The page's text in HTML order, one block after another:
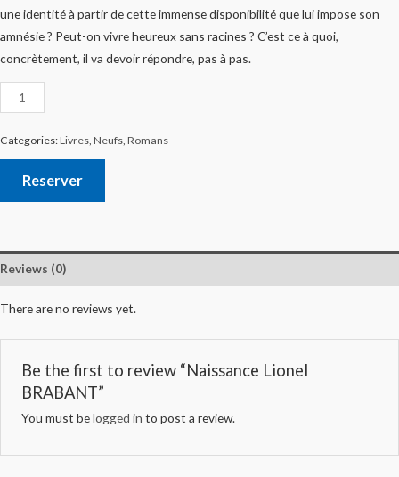
une identité à partir de cette immense disponibilité que lui impose son
amnésie ? Peut-on vivre heureux sans racines ? C’est ce à quoi,
concrètement, il va devoir répondre, pas à pas.
Categories:Livres, Neufs, Romans
Reserver
Reviews (0)
There are no reviews yet.
Be the first to review “Naissance Lionel
BRABANT”
You must belogged in to post a review.